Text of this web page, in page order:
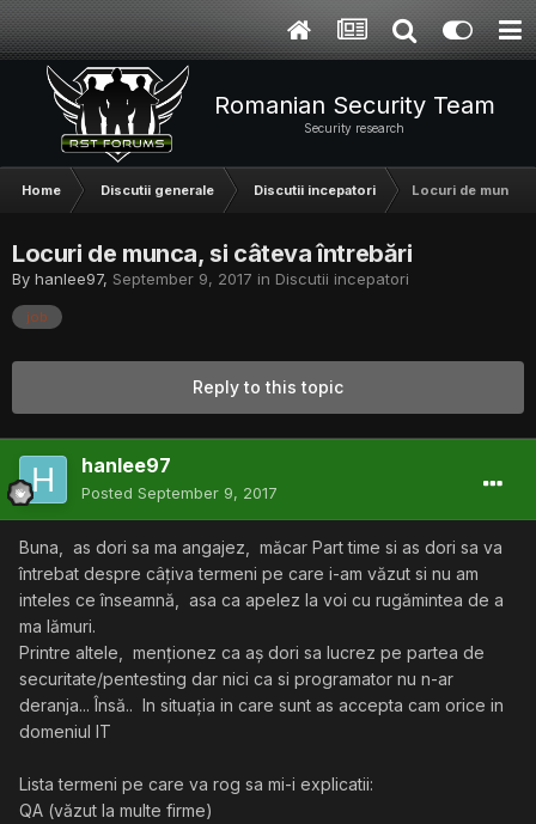
Romanian Security Team
Security research
Home Discutii generale Discutii incepatori Locuri de munca,
Locuri de munca, si câteva întrebări
By hanlee97, September 9, 2017 in Discutii incepatori
job
Reply to this topic
hanlee97
Posted September 9, 2017
Buna, as dori sa ma angajez, măcar Part time si as dori sa va
întrebat despre câțiva termeni pe care i-am văzut si nu am
inteles ce înseamnă, asa ca apelez la voi cu rugămintea de a
ma lămuri.
Printre altele, menționez ca aș dori sa lucrez pe partea de
securitate/pentesting dar nici ca si programator nu n-ar
deranja... Însă.. In situația in care sunt as accepta cam orice in
domeniul IT
Lista termeni pe care va rog sa mi-i explicatii:
QA (văzut la multe firme)